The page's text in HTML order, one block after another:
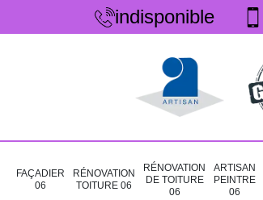
indisponible
FAÇADIER
06
RÉNOVATION
TOITURE 06
RÉNOVATION
DE TOITURE
06
ARTISAN
PEINTRE
06